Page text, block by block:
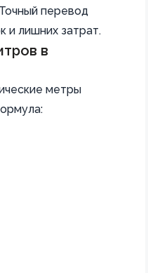
перевод
и лишних затрат.
в
метры
\times 0.001